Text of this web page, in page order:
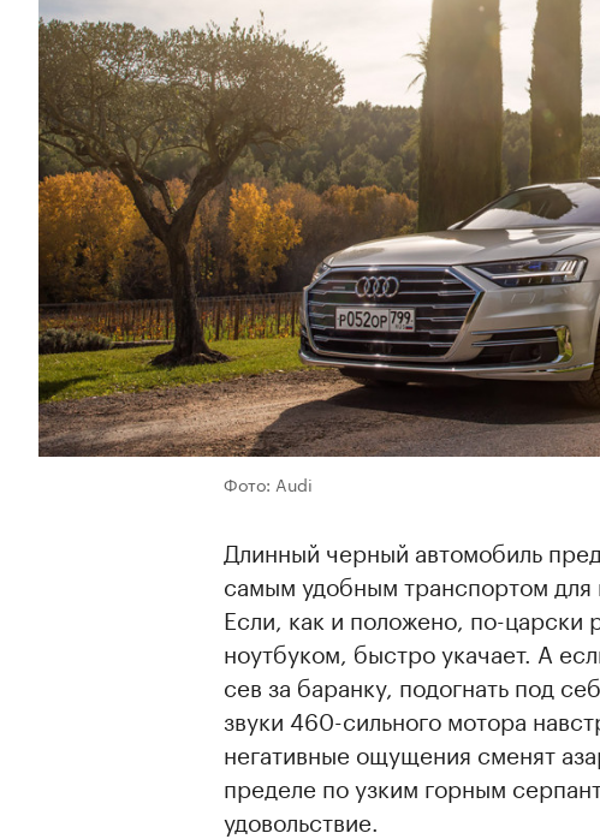
Фото: Audi
Длинный черный автомобиль
самым удобным транспортом
Если, как и положено, по-царски
ноутбуком, быстро укачает. А
сев за баранку, подогнать под
звуки 460-сильного мотора
негативные ощущения сменят
пределе по узким горным
удовольствие.